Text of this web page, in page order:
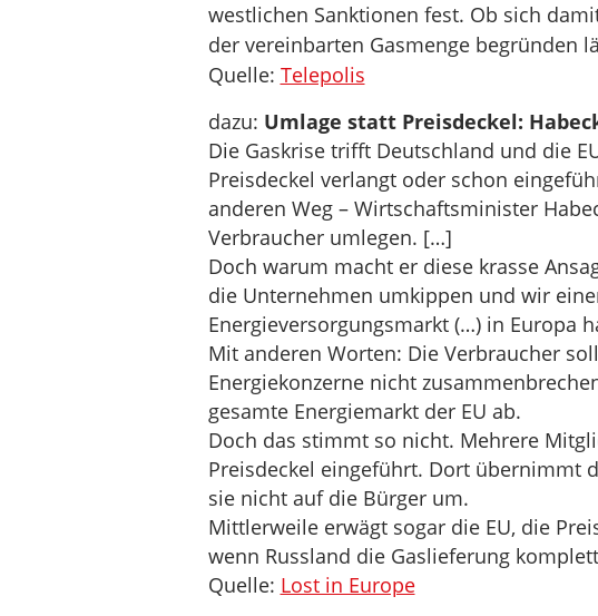
westlichen Sanktionen fest. Ob sich
der vereinbarten Gasmenge begründen
Quelle: Telepolis
dazu: Umlage statt Preisdeckel:
Die Gaskrise trifft Deutschland und die
Preisdeckel verlangt oder schon
anderen Weg – Wirtschaftsminister
Verbraucher umlegen. […]
Doch warum macht er diese krasse
die Unternehmen umkippen und wir
Energieversorgungsmarkt (…) in Europa
Mit anderen Worten: Die Verbraucher
Energiekonzerne nicht
gesamte Energiemarkt der EU ab.
Doch das stimmt so nicht. Mehrere
Preisdeckel eingeführt. Dort übernimmt
sie nicht auf die Bürger um.
Mittlerweile erwägt sogar die EU, die
wenn Russland die Gaslieferung
Quelle: Lost in Europe